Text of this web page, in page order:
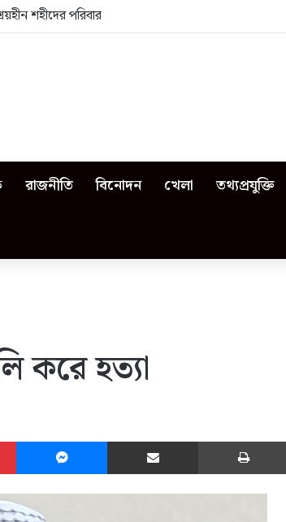
শহীদের পরিবার
রাজনীতি বিনোদন খেলা তথ্যপ্রযুক্তি
করে হত্যা
Pinterest Messenger Share via Email